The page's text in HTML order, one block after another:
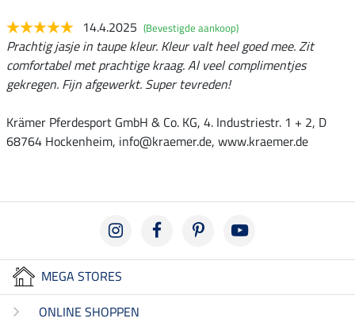
14.4.2025 (Bevestigde aankoop)
Prachtig jasje in taupe kleur. Kleur valt heel goed mee. Zit
comfortabel met prachtige kraag. Al veel complimentjes
gekregen. Fijn afgewerkt. Super tevreden!
Krämer Pferdesport GmbH & Co. KG, 4. Industriestr. 1 + 2, D
68764 Hockenheim, info@kraemer.de, www.kraemer.de
MEGA STORES
ONLINE SHOPPEN